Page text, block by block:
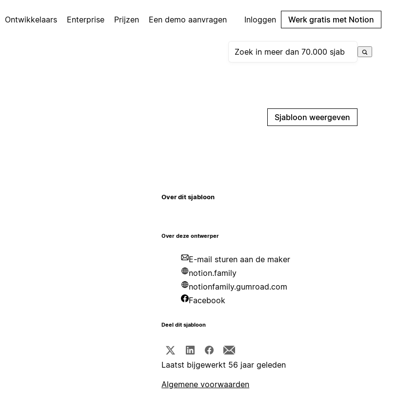
Ontwikkelaars Enterprise Prijzen Een demo aanvragen Inloggen Werk gratis met Notion
Sjabloon weergeven
Over dit sjabloon
Over deze ontwerper
E-mail sturen aan de maker
notion.family
notionfamily.gumroad.com
Facebook
Deel dit sjabloon
Laatst bijgewerkt 56 jaar geleden
Algemene voorwaarden